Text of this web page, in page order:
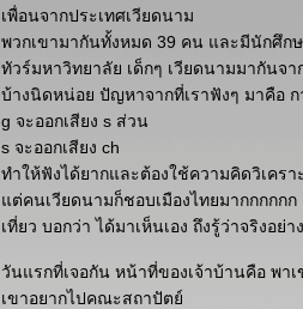
เพื่อนจากประเทศเวียดนาม
พวกเขามากันทั้งหมด 39 คน และมีนักศึก
ทัวร์มหาวิทยาลัย เด็กๆ เวียดนามมากันจ
บ้างนิดหน่อย ปัญหาจากที่เราฟังๆ มาคือ ก
g จะออกเสียง s ส่วน
s จะออกเสียง ch
ทำให้ฟังได้ยากและต้องใช้ความคิดวิเคร
ต่คนเวียดนามก็ชอบเมืองไทยมากกกกกก
เที่ยว บอกว่า ได้มาเห็นเอง ถึงรู้ว่าจริงอ
วันแรกที่เจอกัน หน้าที่ของเจ้าบ้านคือ พา
เขาอยากไปคณะสถาปัตย์